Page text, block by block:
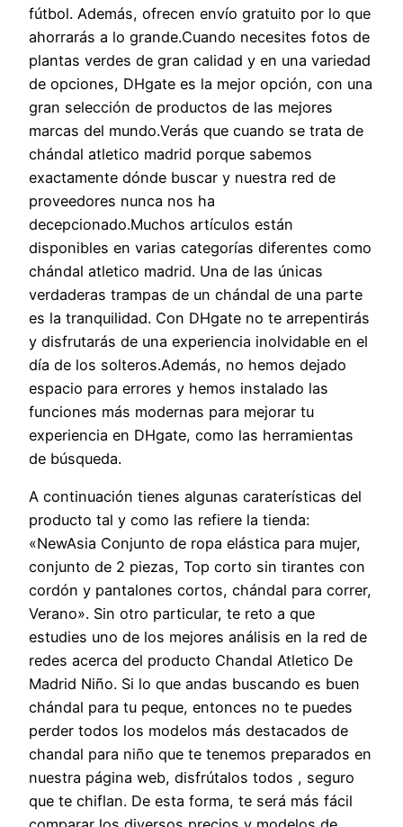
fútbol. Además, ofrecen envío gratuito por lo que
ahorrarás a lo grande.Cuando necesites fotos de
plantas verdes de gran calidad y en una variedad
de opciones, DHgate es la mejor opción, con una
gran selección de productos de las mejores
marcas del mundo.Verás que cuando se trata de
chándal atletico madrid porque sabemos
exactamente dónde buscar y nuestra red de
proveedores nunca nos ha
decepcionado.Muchos artículos están
disponibles en varias categorías diferentes como
chándal atletico madrid. Una de las únicas
verdaderas trampas de un chándal de una parte
es la tranquilidad. Con DHgate no te arrepentirás
y disfrutarás de una experiencia inolvidable en el
día de los solteros.Además, no hemos dejado
espacio para errores y hemos instalado las
funciones más modernas para mejorar tu
experiencia en DHgate, como las herramientas
de búsqueda.
A continuación tienes algunas caraterísticas del
producto tal y como las refiere la tienda:
«NewAsia Conjunto de ropa elástica para mujer,
conjunto de 2 piezas, Top corto sin tirantes con
cordón y pantalones cortos, chándal para correr,
Verano». Sin otro particular, te reto a que
estudies uno de los mejores análisis en la red de
redes acerca del producto Chandal Atletico De
Madrid Niño. Si lo que andas buscando es buen
chándal para tu peque, entonces no te puedes
perder todos los modelos más destacados de
chandal para niño que te tenemos preparados en
nuestra página web, disfrútalos todos , seguro
que te chiflan. De esta forma, te será más fácil